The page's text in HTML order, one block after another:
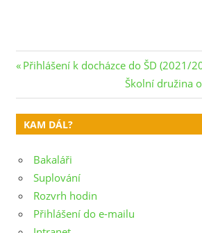
Navigace
pro
příspěvek
Previous
Přihlášení k docházce do ŠD (2021/
Next
Post:
Školní družina
KAM DÁL?
Bakaláři
Suplování
Rozvrh hodin
Přihlášení do e-mailu